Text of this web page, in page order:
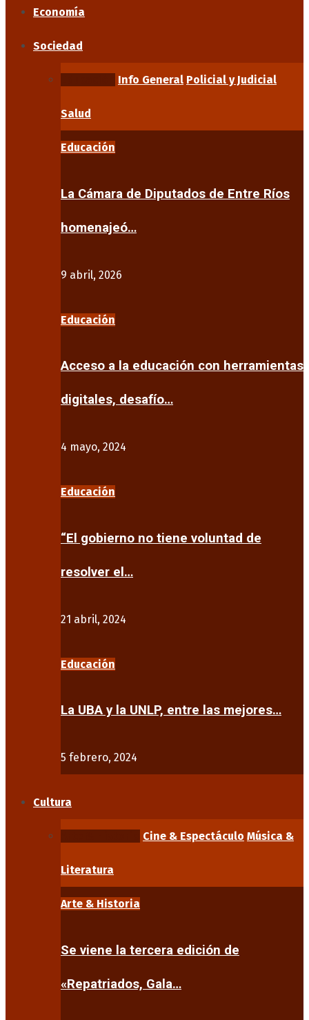
Economía
Sociedad
Info General Policial y Judicial
Salud
Educación
La Cámara de Diputados de Entre Ríos
homenajeó…
9 abril, 2026
Educación
Acceso a la educación con herramientas
digitales, desafío…
4 mayo, 2024
Educación
“El gobierno no tiene voluntad de
resolver el…
21 abril, 2024
Educación
La UBA y la UNLP, entre las mejores…
5 febrero, 2024
Cultura
Cine & Espectáculo Música &
Literatura
Arte & Historia
Se viene la tercera edición de
«Repatriados, Gala…